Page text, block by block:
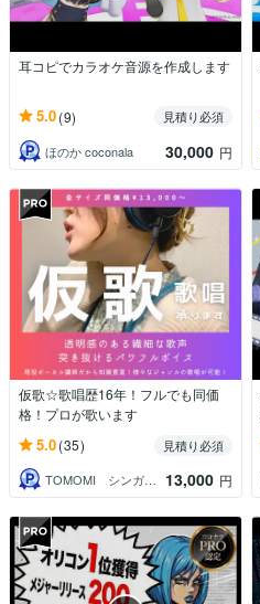
耳コピでカラオケ音源を作成します
5.0(9)
見積り必須
ほのか coconala
30,000 円
仮歌☆歌唱歴16年！フルでも同価
格！プロが歌います
5.0(35)
見積り必須
TOMOMI シンガー・ボーカル講師
13,000 円